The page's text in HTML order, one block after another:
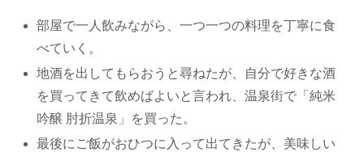
部屋で一人飲みながら、一つ一つの料理を丁寧に食
べていく。
地酒を出してもらおうと尋ねたが、自分で好きな酒
を買ってきて飲めばよいと言われ、温泉街で「純米
吟醸 肘折温泉」を買った。
最後にご飯がおひつに入って出てきたが、美味しい